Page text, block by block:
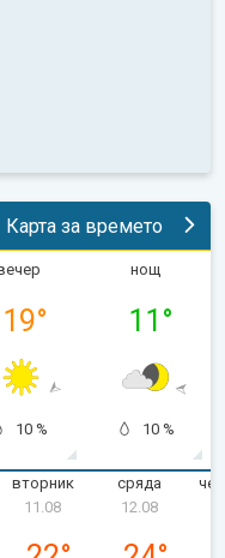
Карта за времето
19°
10 %
нощ
11 °
10 %
вторник
11.08
сряда
12.08